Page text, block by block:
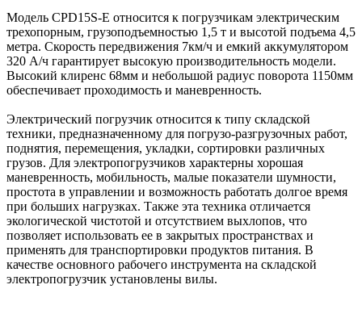
Модель CPD15S-E относится к погрузчикам электрическим
трехопорным, грузоподъемностью 1,5 т и высотой подъема 4,5
метра. Скорость передвижения 7км/ч и емкий аккумулятором
320 А/ч гарантирует высокую производительность модели.
Высокий клиренс 68мм и небольшой радиус поворота 1150мм
обеспечивает проходимость и маневренность.
Электрический погрузчик относится к типу складской
техники, предназначенному для погрузо-разгрузочных работ,
поднятия, перемещения, укладки, сортировки различных
грузов. Для электропогрузчиков характерны хорошая
маневренность, мобильность, малые показатели шумности,
простота в управлении и возможность работать долгое время
при больших нагрузках. Также эта техника отличается
экологической чистотой и отсутствием выхлопов, что
позволяет использовать ее в закрытых пространствах и
применять для транспортировки продуктов питания. В
качестве основного рабочего инструмента на складской
электропогрузчик установлены вилы.